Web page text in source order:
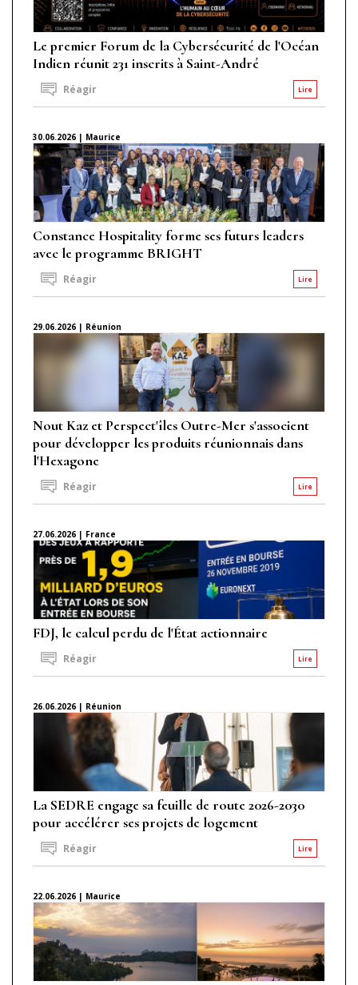
Le premier Forum de la Cybersécurité de l'Océan
Indien réunit 231 inscrits à Saint-André
Lire
Réagir
30.06.2026 | Maurice
Constance Hospitality forme ses futurs leaders
avec le programme BRIGHT
Lire
Réagir
29.06.2026 | Réunion
Nout Kaz et Perspect'îles Outre-Mer s'associent
pour développer les produits réunionnais dans
l'Hexagone
Lire
Réagir
27.06.2026 | France
FDJ, le calcul perdu de l'État actionnaire
Lire
Réagir
26.06.2026 | Réunion
La SEDRE engage sa feuille de route 2026-2030
pour accélérer ses projets de logement
Lire
Réagir
22.06.2026 | Maurice